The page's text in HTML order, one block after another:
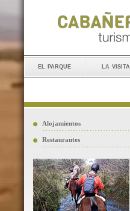
el parque la visita
Alojamientos
Restaurantes